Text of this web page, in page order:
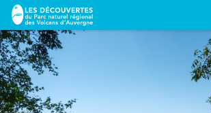
En route pour Murat - Les Argonautes